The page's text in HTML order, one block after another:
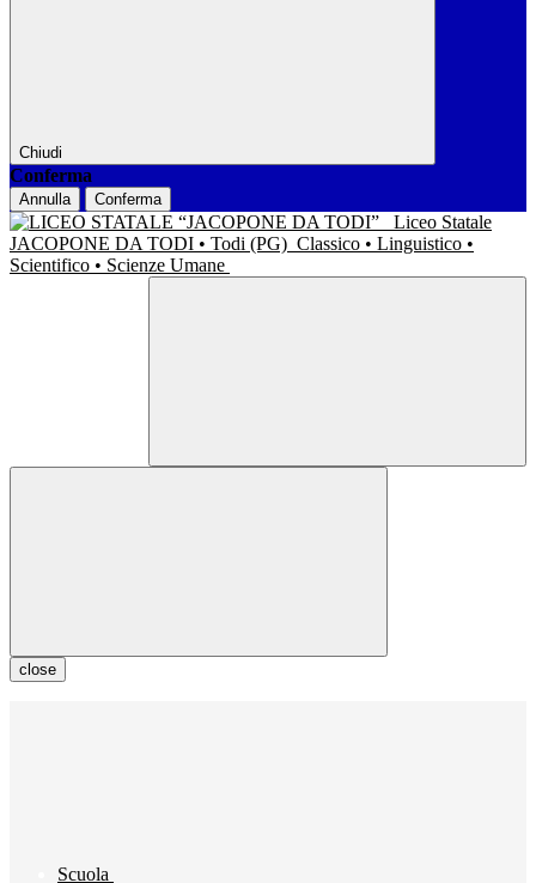
Chiudi
Conferma
Annulla Conferma
Liceo Statale
JACOPONE DA TODI • Todi (PG) Classico • Linguistico •
Scientifico • Scienze Umane
close
Scuola